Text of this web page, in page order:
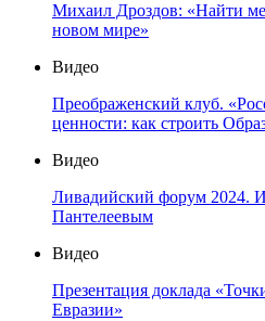
Михаил Дроздов: «Найти
новом мире»
Видео
Преображенский клуб.
ценности: как строить
Видео
Ливадийский форум 2024.
Пантелеевым
Видео
Презентация доклада
Евразии»